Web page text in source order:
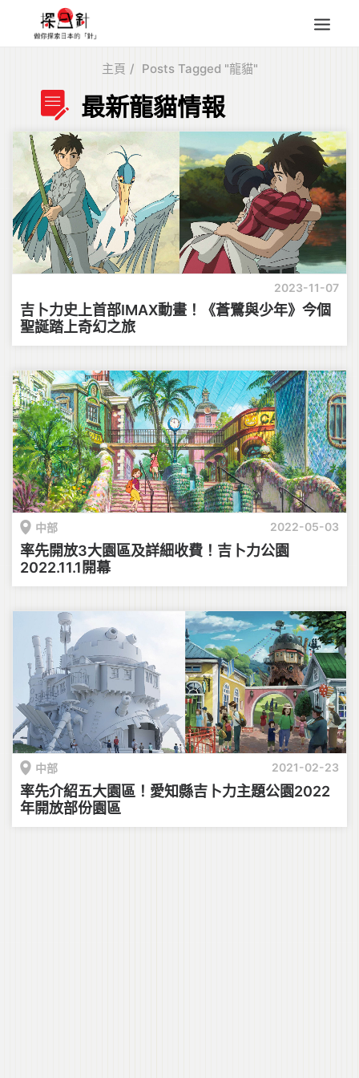
四國
中部
人氣目的地
本地情報
東瀛特集
旅遊商品
Search
主頁 Posts Tagged "龍貓"
最新龍貓情報
2023-11-07
吉卜力史上首部IMAX動畫！《蒼鷺與少年》今個
聖誕踏上奇幻之旅
中部 2022-05-03
率先開放3大園區及詳細收費！吉卜力公園
2022.11.1開幕
中部 2021-02-23
率先介紹五大園區！愛知縣吉卜力主題公園2022
年開放部份園區